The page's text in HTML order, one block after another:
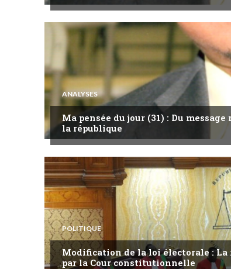
ANALYSES
Ma pensée du jour (31) : Du
la république
POLITIQUE
Modification de la loi électorale : La
par la Cour constitutionnelle